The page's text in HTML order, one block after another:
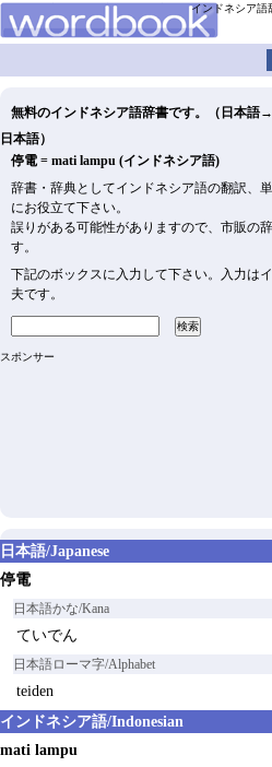
インドネシア語
無料のインドネシア語辞書です。（日本
日本語）
停電 = mati lampu (インドネシア語)
辞書・辞典としてインドネシア語の翻訳、
にお役立て下さい。
誤りがある可能性がありますので、市販の
す。
下記のボックスに入力して下さい。入力は
夫です。
日本語/Japanese
停電
日本語かな/Kana
ていでん
日本語ローマ字/Alphabet
teiden
インドネシア語/Indonesian
mati lampu
スポンサー